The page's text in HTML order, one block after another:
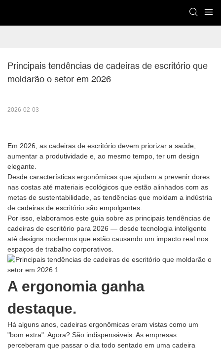
Principais tendências de cadeiras de escritório que
moldarão o setor em 2026
2026-02-03
Em 2026, as cadeiras de escritório devem priorizar a saúde,
aumentar a produtividade e, ao mesmo tempo, ter um design
elegante.
Desde características ergonômicas que ajudam a prevenir dores
nas costas até materiais ecológicos que estão alinhados com as
metas de sustentabilidade, as tendências que moldam a indústria
de cadeiras de escritório são empolgantes.
Por isso, elaboramos este guia sobre as principais tendências de
cadeiras de escritório para 2026 — desde tecnologia inteligente
até designs modernos que estão causando um impacto real nos
espaços de trabalho corporativos.
A ergonomia ganha
destaque.
Há alguns anos, cadeiras ergonômicas eram vistas como um
"bom extra". Agora? São indispensáveis. As empresas
perceberam que passar o dia todo sentado em uma cadeira